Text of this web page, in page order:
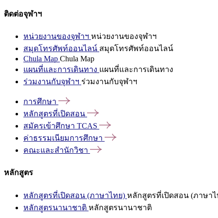
ติดต่อจุฬาฯ
หน่วยงานของจุฬาฯ หน่วยงานของจุฬาฯ
สมุดโทรศัพท์ออนไลน์ สมุดโทรศัพท์ออนไลน์
Chula Map Chula Map
แผนที่และการเดินทาง แผนที่และการเดินทาง
ร่วมงานกับจุฬาฯ ร่วมงานกับจุฬาฯ
การศึกษา
หลักสูตรที่เปิดสอน
สมัครเข้าศึกษา TCAS
ค่าธรรมเนียมการศึกษา
คณะและสำนักวิชา
หลักสูตร
หลักสูตรที่เปิดสอน (ภาษาไทย) หลักสูตรที่เปิดสอน (ภาษาไ
หลักสูตรนานาชาติ หลักสูตรนานาชาติ